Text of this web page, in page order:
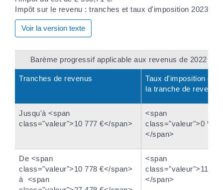
Impôt sur le revenu : tranches et taux d'imposition 2023
Voir la version texte
Barème progressif applicable aux revenus de 2022
Tranches de revenus
Taux d'imposition de
la tranche de revenu
Jusqu'à <span
class="valeur">10 777 €</span>
<span
class="valeur">0 %
</span>
De <span
class="valeur">10 778 €</span>
à <span
<span
class="valeur">11 %
</span>